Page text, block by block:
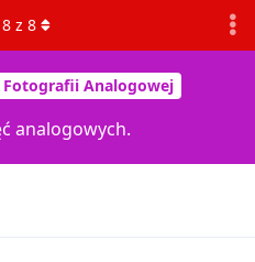
Analogowej
analogowych.
8 z 8